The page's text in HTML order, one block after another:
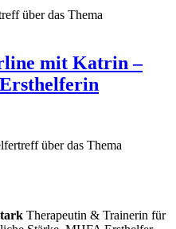
über das Thema
mit Katrin –
über das Thema
Therapeutin & Trainerin für